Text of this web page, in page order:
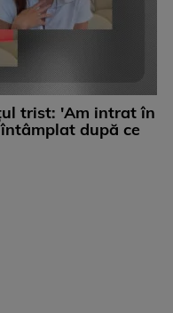
trist: 'Am intrat în
după ce